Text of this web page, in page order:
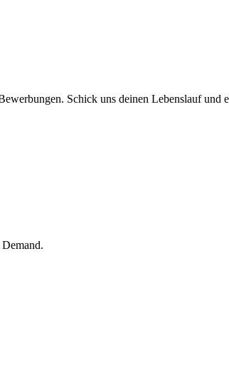
Schick uns deinen Lebenslauf und